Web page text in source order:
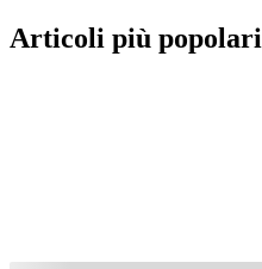
Articoli più popolari